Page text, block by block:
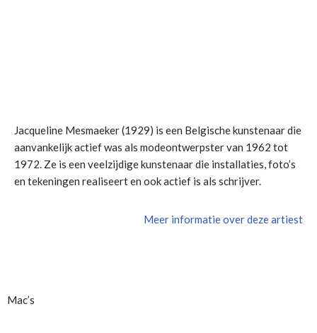
Jacqueline Mesmaeker (1929) is een Belgische kunstenaar die
aanvankelijk actief was als modeontwerpster van 1962 tot
1972. Ze is een veelzijdige kunstenaar die installaties, foto’s
en tekeningen realiseert en ook actief is als schrijver.
Meer informatie over deze artiest
Mac’s